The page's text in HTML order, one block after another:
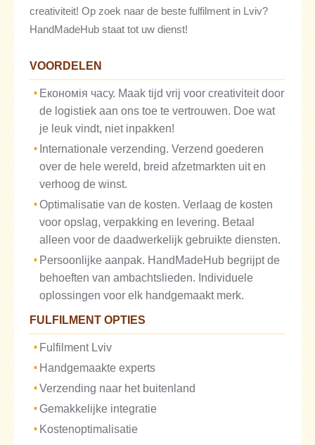
creativiteit! Op zoek naar de beste fulfilment in Lviv?
HandMadeHub staat tot uw dienst!
VOORDELEN
Економія часу. Maak tijd vrij voor creativiteit door
de logistiek aan ons toe te vertrouwen. Doe wat
je leuk vindt, niet inpakken!
Internationale verzending. Verzend goederen
over de hele wereld, breid afzetmarkten uit en
verhoog de winst.
Optimalisatie van de kosten. Verlaag de kosten
voor opslag, verpakking en levering. Betaal
alleen voor de daadwerkelijk gebruikte diensten.
Persoonlijke aanpak. HandMadeHub begrijpt de
behoeften van ambachtslieden. Individuele
oplossingen voor elk handgemaakt merk.
FULFILMENT OPTIES
Fulfilment Lviv
Handgemaakte experts
Verzending naar het buitenland
Gemakkelijke integratie
Kostenoptimalisatie